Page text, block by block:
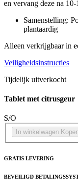
en vervang deze na
Samenstelling:
plantaardig
Alleen verkrijgbaar in
Veiligheidsinstructies
Tijdelijk uitverkocht
Tablet met citrusgeur
S/O
In winkelwagen
GRATIS LEVERING
BEVEILIGD